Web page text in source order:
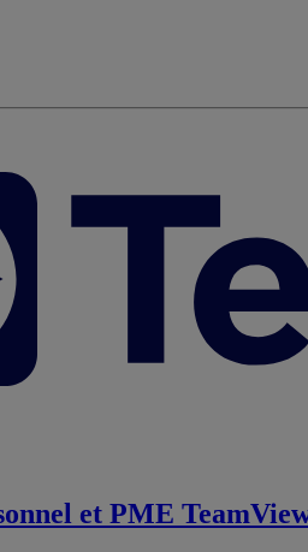
et PME